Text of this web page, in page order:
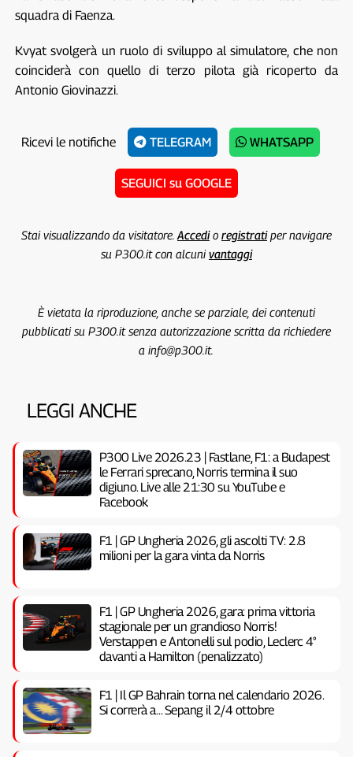
squadra di Faenza.
Kvyat svolgerà un ruolo di sviluppo al simulatore, che non
coinciderà con quello di terzo pilota già ricoperto da
Antonio Giovinazzi.
Ricevi le notifiche TELEGRAM WHATSAPP
SEGUICI su GOOGLE
Stai visualizzando da visitatore. Accedio registratiper navigare
su P300.it con alcunivantaggi
È vietata la riproduzione, anche se parziale, dei contenuti
pubblicati su P300.it senza autorizzazione scritta da richiedere
a info@p300.it.
LEGGI ANCHE
P300 Live 2026.23 | Fastlane, F1: a Budapest
le Ferrari sprecano, Norris termina il suo
digiuno. Live alle 21:30 su YouTube e
Facebook
F1 | GP Ungheria 2026, gli ascolti TV: 2.8
milioni per la gara vinta da Norris
F1 | GP Ungheria 2026, gara: prima vittoria
stagionale per un grandioso Norris!
Verstappen e Antonelli sul podio, Leclerc 4°
davanti a Hamilton (penalizzato)
F1 | Il GP Bahrain torna nel calendario 2026.
Si correrà a… Sepang il 2/4 ottobre